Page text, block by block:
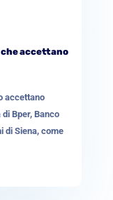
che accettano
accettano
Bper, Banco
di Siena, come